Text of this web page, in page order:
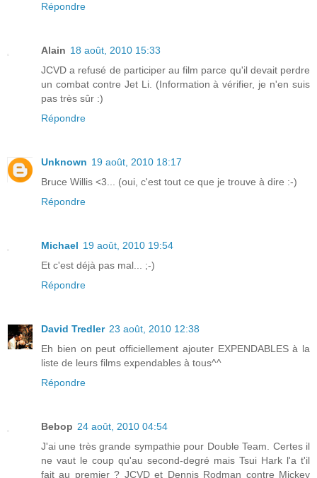
Répondre
Alain 18 août, 2010 15:33
JCVD a refusé de participer au film parce qu'il devait perdre
un combat contre Jet Li. (Information à vérifier, je n'en suis
pas très sûr :)
Répondre
Unknown 19 août, 2010 18:17
Bruce Willis <3... (oui, c'est tout ce que je trouve à dire :-)
Répondre
Michael 19 août, 2010 19:54
Et c'est déjà pas mal... ;-)
Répondre
David Tredler 23 août, 2010 12:38
Eh bien on peut officiellement ajouter EXPENDABLES à la
liste de leurs films expendables à tous^^
Répondre
Bebop 24 août, 2010 04:54
J'ai une très grande sympathie pour Double Team. Certes il
ne vaut le coup qu'au second-degré mais Tsui Hark l'a t'il
fait au premier ? JCVD et Dennis Rodman contre Mickey